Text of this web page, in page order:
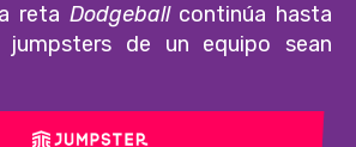
reta Dodgeballcontinúa hasta
de un equipo sean